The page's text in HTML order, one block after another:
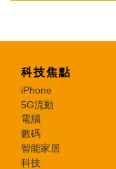
科技焦點
iPhone
5G流動
電腦
數碼
智能家居
科技